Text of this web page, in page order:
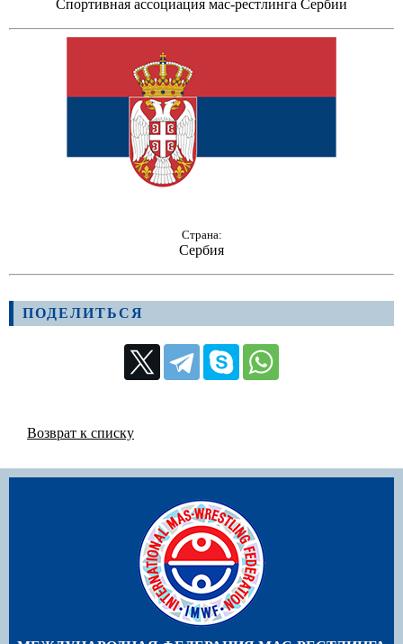
Спортивная ассоциация мас-рестлинга Сербии
Страна:
Сербия
ПОДЕЛИТЬСЯ
Возврат к списку